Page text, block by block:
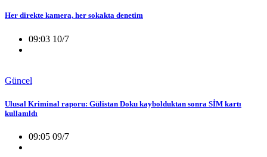
Her direkte kamera, her sokakta denetim
09:03 10/7
Güncel
Ulusal Kriminal raporu: Gülistan Doku kaybolduktan sonra SİM kartı
kullanıldı
09:05 09/7